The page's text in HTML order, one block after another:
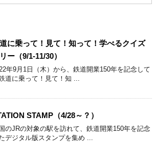
に乗って！見て！知って！学べるクイズ
ー（9/1-11/30）
年9月1日（木）から、鉄道開業150年を記念して
鉄道に乗って！見て！知 ...
STAMP（4/28～？）
のJRの対象の駅を訪れて、鉄道開業150年を記念
デジタル版スタンプを集め ...